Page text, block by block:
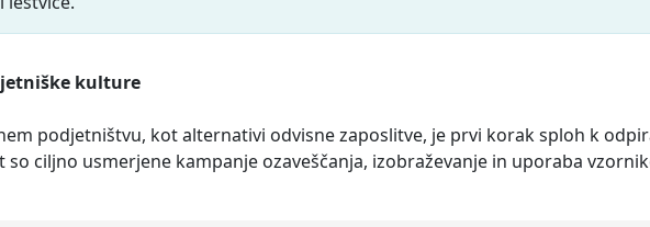
kulture
podjetništvu, kot alternativi odvisne zaposlitve, je prvi korak sploh k
ciljno usmerjene kampanje ozaveščanja, izobraževanje in uporaba